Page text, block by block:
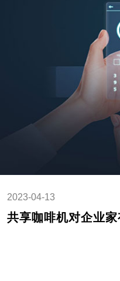
2023-04-13
共享咖啡机对企业家